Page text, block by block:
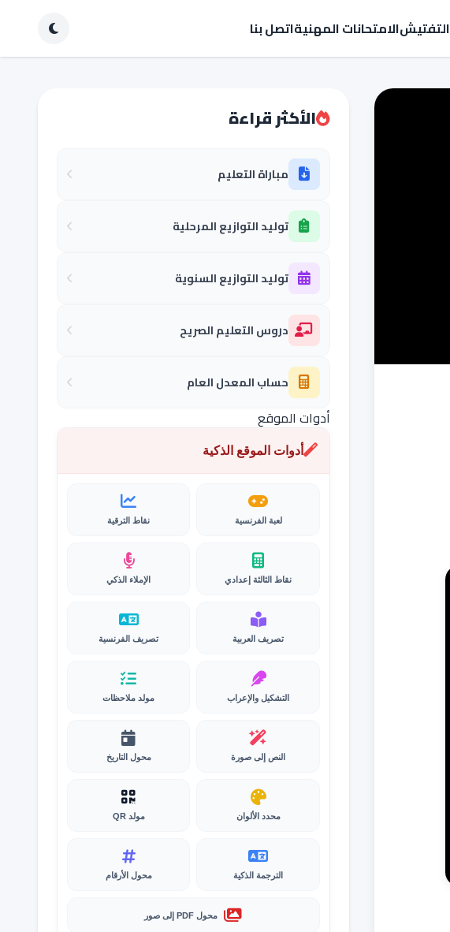
التفتيشالامتحانات المهنيةاتصل بنا
الأكثر قراءة
مباراة التعليم
توليد التوازيع المرحلية
توليد التوازيع السنوية
دروس التعليم الصريح
حساب المعدل العام
أدوات الموقع
أدوات الموقع الذكية
لعبة الفرنسية نقاط الترقية
نقاط الثالثة إعدادي الإملاء الذكي
تصريف العربية تصريف الفرنسية
التشكيل والإعراب مولد ملاحظات
النص إلى صورة محول التاريخ
محدد الألوان مولد QR
الترجمة الذكية محول الأرقام
محول PDF إلى صور